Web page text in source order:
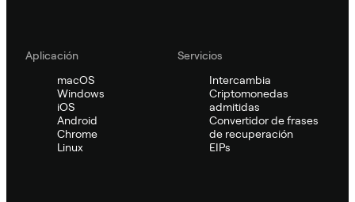
Aplicación
macOS
Windows
iOS
Android
Chrome
Linux
Servicios
Intercambia
Criptomonedas
admitidas
Convertidor de frases
de recuperación
EIPs